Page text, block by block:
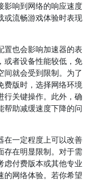
影响到网络的响应速度
或流畅游戏体验时表现
置也会影响加速器的表
或者设备性能较低，免
间就会受到限制。为了
费版时，选择网络环境
行关键操作。此外，确
帮助减缓速度下降的问
在一定程度上可以改善
存在明显限制。对于需
虑付费版本或其他专业
的网络体验。若你希望